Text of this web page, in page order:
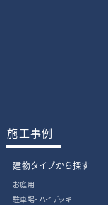
施工事例
建物タイプから探す
お庭用
駐車場・ハイデッキ